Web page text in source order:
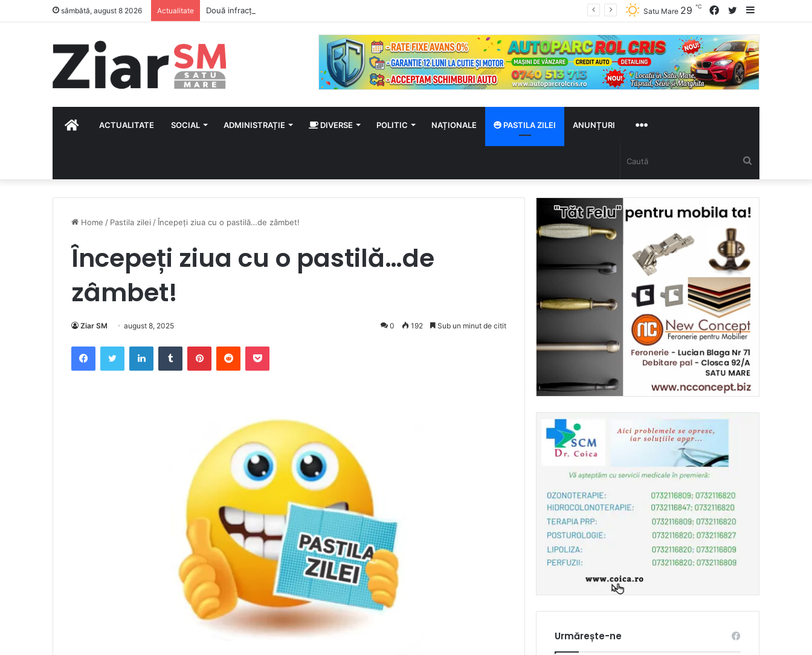
sâmbătă, august 8 2026 Actualitate Două infracțiuni la regimul circulației constatate de polițiștii de frontieră de la SPF Petea Sidebar
Twitter
Facebook
Satu Mare 29 ℃
HOMEACTUALITATE SOCIAL ADMINISTRAȚIE DIVERSE POLITIC NAȚIONALE PASTILA ZILEI ANUNȚURI
MULTE
Home / Pastila zilei /Începeți ziua cu o pastilă…de zâmbet!
Începeți ziua cu o pastilă…de
zâmbet!
Ziar SM august 8, 2025 0 192 Sub un minut de citit
FacebookTwitter LinkedInTumblr PinterestReddit Pocket
Urmărește-ne